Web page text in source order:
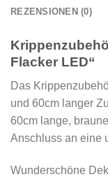
REZENSIONEN (0)
Flacker LED“
Das
und 60cm langer
60cm lange,
Anschluss an eine
Wunderschöne